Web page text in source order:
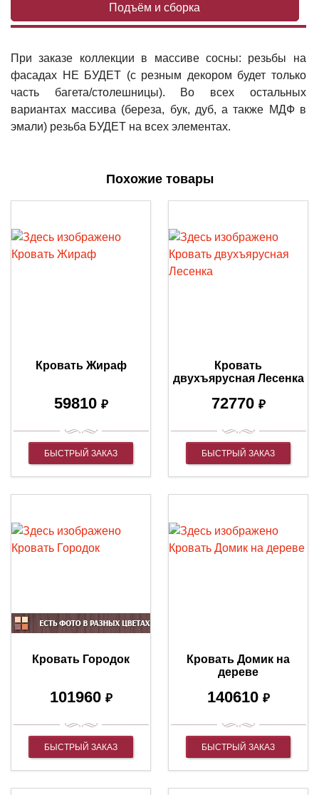
Подъём и сборка
При заказе коллекции в массиве сосны: резьбы на
фасадах НЕ БУДЕТ (с резным декором будет только
часть багета/столешницы). Во всех остальных
вариантах массива (береза, бук, дуб, а также МДФ в
эмали) резьба БУДЕТ на всех элементах.
Похожие товары
Кровать Жираф
59810 ₽
БЫСТРЫЙ ЗАКАЗ
Кровать
двухъярусная Лесенка
72770 ₽
БЫСТРЫЙ ЗАКАЗ
Кровать Городок
101960 ₽
БЫСТРЫЙ ЗАКАЗ
Кровать Домик на
дереве
140610 ₽
БЫСТРЫЙ ЗАКАЗ